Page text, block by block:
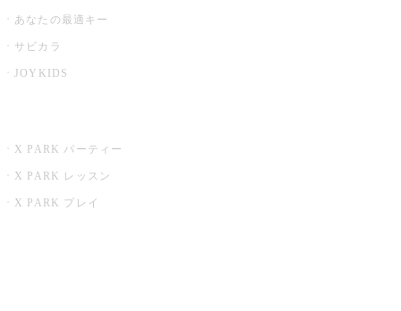
あなたの最適キー
サビカラ
JOYKIDS
X PARK パーティー
X PARK レッスン
X PARK プレイ